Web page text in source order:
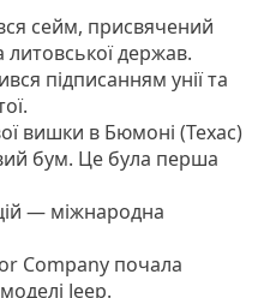
сейм, присвячений
литовської держав.
підписанням унії та
вишки в Бюмоні (Техас)
бум. Це була перша
— міжнародна
Company почала
Jeep.